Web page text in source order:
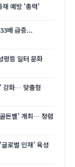
재 예방 '총력'
배 급증...
평등 일터 문화
강화… 맞춤형
든벨' 개최… 청렴
로벌 인재' 육성